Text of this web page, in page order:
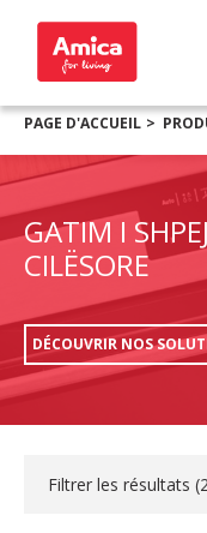
PAGE D'ACCUEIL
GATIM I
CILËSORE
DÉCOUVRIR NOS
Filtrer les résultats (